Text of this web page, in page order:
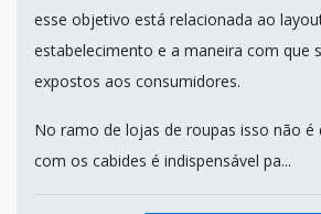
esse objetivo está relacionada ao
estabelecimento e a maneira com que
expostos aos consumidores.
No ramo de lojas de roupas isso não
com os cabides é indispensável pa...